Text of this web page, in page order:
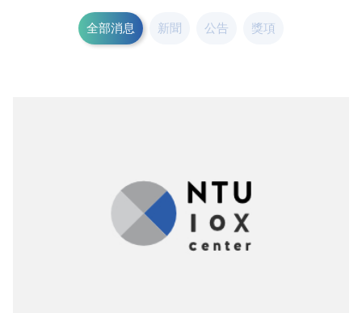
全部消息 新聞 公告 獎項